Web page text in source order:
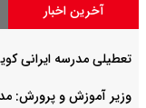
آخرین اخبار
تعطیلی مدرسه ایرانی
وزیر آموزش و پرورش: